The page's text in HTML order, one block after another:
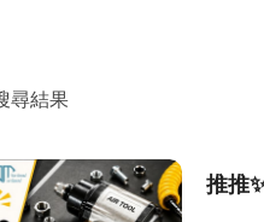
尋結果
推推